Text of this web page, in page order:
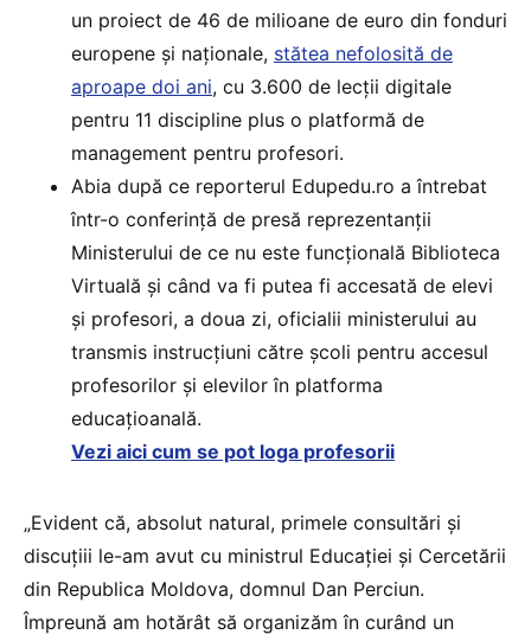
un proiect de 46 de milioane de euro din fonduri
europene și naționale, stătea nefolosită de
aproape doi ani, cu 3.600 de lecții digitale
pentru 11 discipline plus o platformă de
management pentru profesori.
Abia după ce reporterul Edupedu.ro a întrebat
într-o conferință de presă reprezentanții
Ministerului de ce nu este funcțională Biblioteca
Virtuală și când va fi putea fi accesată de elevi
și profesori, a doua zi, oficialii ministerului au
transmis instrucțiuni către școli pentru accesul
profesorilor și elevilor în platforma
educațioanală.
Vezi aici cum se pot loga profesorii
„Evident că, absolut natural, primele consultări și
discuțiii le-am avut cu ministrul Educației și Cercetării
din Republica Moldova, domnul Dan Perciun.
Împreună am hotărât să organizăm în curând un